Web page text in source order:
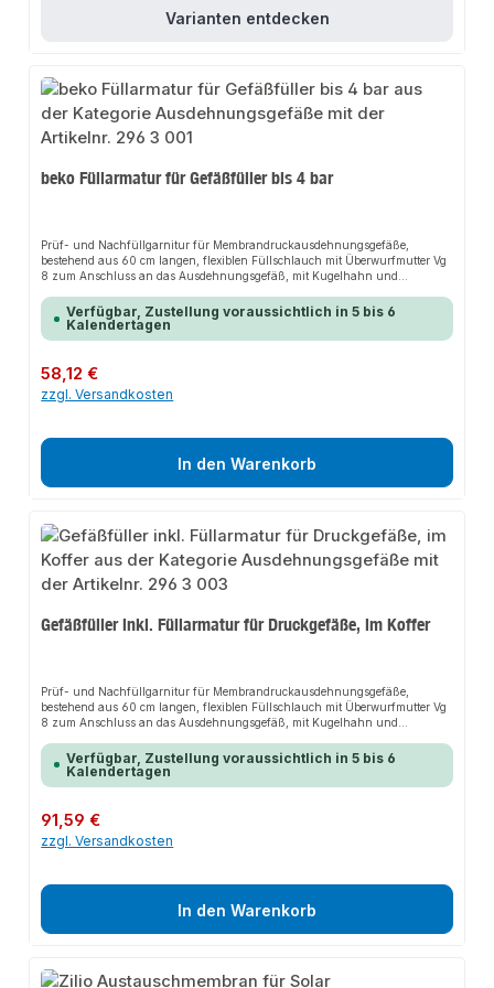
Varianten entdecken
beko Füllarmatur für Gefäßfüller bis 4 bar
Prüf- und Nachfüllgarnitur für Membrandruckausdehnungsgefäße,
bestehend aus 60 cm langen, flexiblen Füllschlauch mit Überwurfmutter Vg
8 zum Anschluss an das Ausdehnungsgefäß, mit Kugelhahn und
Verfügbar, Zustellung voraussichtlich in 5 bis 6
Kalendertagen
Regulärer Preis:
58,12 €
zzgl. Versandkosten
In den Warenkorb
Gefäßfüller inkl. Füllarmatur für Druckgefäße, im Koffer
Prüf- und Nachfüllgarnitur für Membrandruckausdehnungsgefäße,
bestehend aus 60 cm langen, flexiblen Füllschlauch mit Überwurfmutter Vg
8 zum Anschluss an das Ausdehnungsgefäß, mit Kugelhahn und
Verfügbar, Zustellung voraussichtlich in 5 bis 6
Kalendertagen
Regulärer Preis:
91,59 €
zzgl. Versandkosten
In den Warenkorb